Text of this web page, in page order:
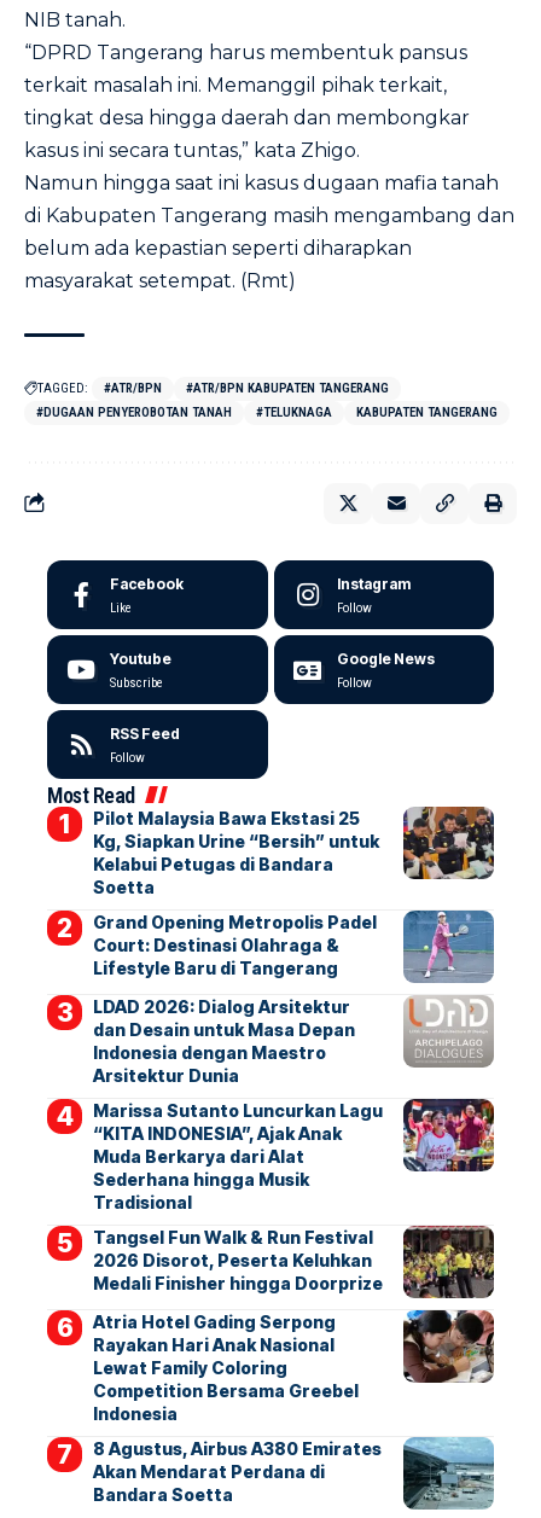
NIB tanah.
“DPRD Tangerang harus membentuk pansus
terkait masalah ini. Memanggil pihak terkait,
tingkat desa hingga daerah dan membongkar
kasus ini secara tuntas,” kata Zhigo.
Namun hingga saat ini kasus dugaan mafia tanah
di Kabupaten Tangerang masih mengambang dan
belum ada kepastian seperti diharapkan
masyarakat setempat. (Rmt)
TAGGED: #ATR/BPN
#ATR/BPN KABUPATEN TANGERANG
#DUGAAN PENYEROBOTAN TANAH
#TELUKNAGA KABUPATEN TANGERANG
Facebook
Like
Instagram
Follow
Youtube
Subscribe
Google News
Follow
RSS Feed
Follow
Most Read
Pilot Malaysia Bawa Ekstasi 25
Kg, Siapkan Urine “Bersih” untuk
Kelabui Petugas di Bandara
Soetta
Grand Opening Metropolis Padel
Court: Destinasi Olahraga &
Lifestyle Baru di Tangerang
LDAD 2026: Dialog Arsitektur
dan Desain untuk Masa Depan
Indonesia dengan Maestro
Arsitektur Dunia
Marissa Sutanto Luncurkan Lagu
“KITA INDONESIA”, Ajak Anak
Muda Berkarya dari Alat
Sederhana hingga Musik
Tradisional
Tangsel Fun Walk & Run Festival
2026 Disorot, Peserta Keluhkan
Medali Finisher hingga Doorprize
Atria Hotel Gading Serpong
Rayakan Hari Anak Nasional
Lewat Family Coloring
Competition Bersama Greebel
Indonesia
8 Agustus, Airbus A380 Emirates
Akan Mendarat Perdana di
Bandara Soetta